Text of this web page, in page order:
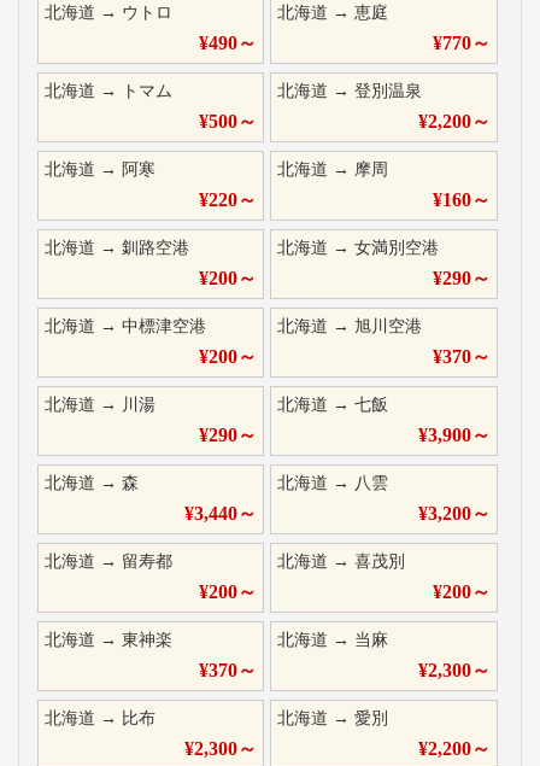
北海道 → ウトロ
¥490～
北海道 →恵庭
¥770～
北海道 → トマム
¥500～
北海道 →登別温泉
¥2,200～
北海道 → 阿寒
¥220～
北海道 → 摩周
¥160～
北海道 → 釧路空港
¥200～
北海道 →女満別空港
¥290～
北海道 → 中標津空港
¥200～
北海道 →旭川空港
¥370～
北海道 → 川湯
¥290～
北海道 →七飯
¥3,900～
北海道 → 森
¥3,440～
北海道 → 八雲
¥3,200～
北海道 → 留寿都
¥200～
北海道 →喜茂別
¥200～
北海道 → 東神楽
¥370～
北海道 → 当麻
¥2,300～
北海道 → 比布
¥2,300～
北海道 →愛別
¥2,200～